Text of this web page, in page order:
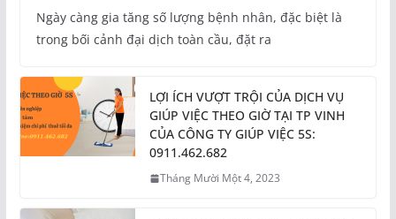
Ngày càng gia tăng số lượng bệnh nhân, đặc biệt là
trong bối cảnh đại dịch toàn cầu, đặt ra
LỢI ÍCH VƯỢT TRỘI CỦA DỊCH VỤ
GIÚP VIỆC THEO GIỜ TẠI TP VINH
CỦA CÔNG TY GIÚP VIỆC 5S:
0911.462.682
Tháng Mười Một 4, 2023